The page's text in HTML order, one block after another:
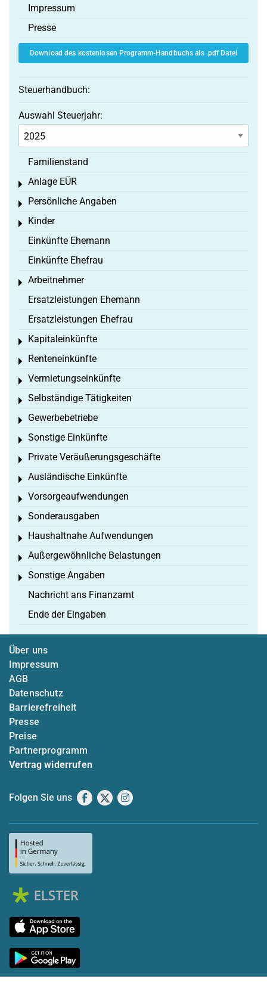
Impressum
Presse
Download des kostenlosen Programm-Handbuchs als .pdf Datei
Steuerhandbuch:
Auswahl Steuerjahr:
Familienstand
Anlage EÜR
Toggle menu
Persönliche Angaben
Toggle menu
Kinder
Toggle menu
Einkünfte Ehemann
Einkünfte Ehefrau
Arbeitnehmer
Toggle menu
Ersatzleistungen Ehemann
Ersatzleistungen Ehefrau
Kapitaleinkünfte
Toggle menu
Renteneinkünfte
Toggle menu
Vermietungseinkünfte
Toggle menu
Selbständige Tätigkeiten
Toggle menu
Gewerbebetriebe
Toggle menu
Sonstige Einkünfte
Toggle menu
Private Veräußerungsgeschäfte
Toggle menu
Ausländische Einkünfte
Toggle menu
Vorsorgeaufwendungen
Toggle menu
Sonderausgaben
Toggle menu
Haushaltnahe Aufwendungen
Toggle menu
Außergewöhnliche Belastungen
Toggle menu
Sonstige Angaben
Toggle menu
Nachricht ans Finanzamt
Ende der Eingaben
Über uns
Impressum
AGB
Datenschutz
Barrierefreiheit
Presse
Preise
Partnerprogramm
Vertrag widerrufen
Folgen Sie uns Facebook
X Instagram